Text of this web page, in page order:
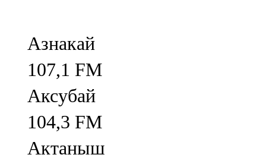
Азнакай
107,1 FM
Аксубай
104,3 FM
Актаныш